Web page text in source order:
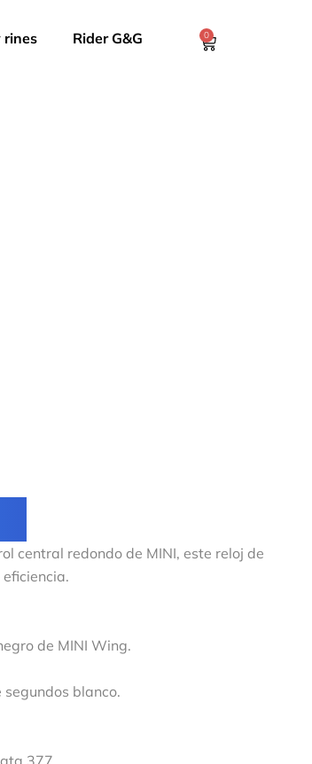
rines Rider G&G 0
central redondo de MINI, este reloj de
de MINI Wing.
blanco.
377.